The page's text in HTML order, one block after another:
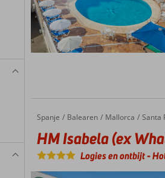
Home
Spanje Balearen Mallorca Santa
HM Isabela (ex Whala Isabela)
HM Isabela (ex
Logies en ontbijt-